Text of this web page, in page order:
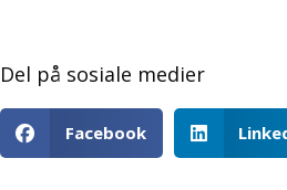
Del på sosiale medier
Facebook